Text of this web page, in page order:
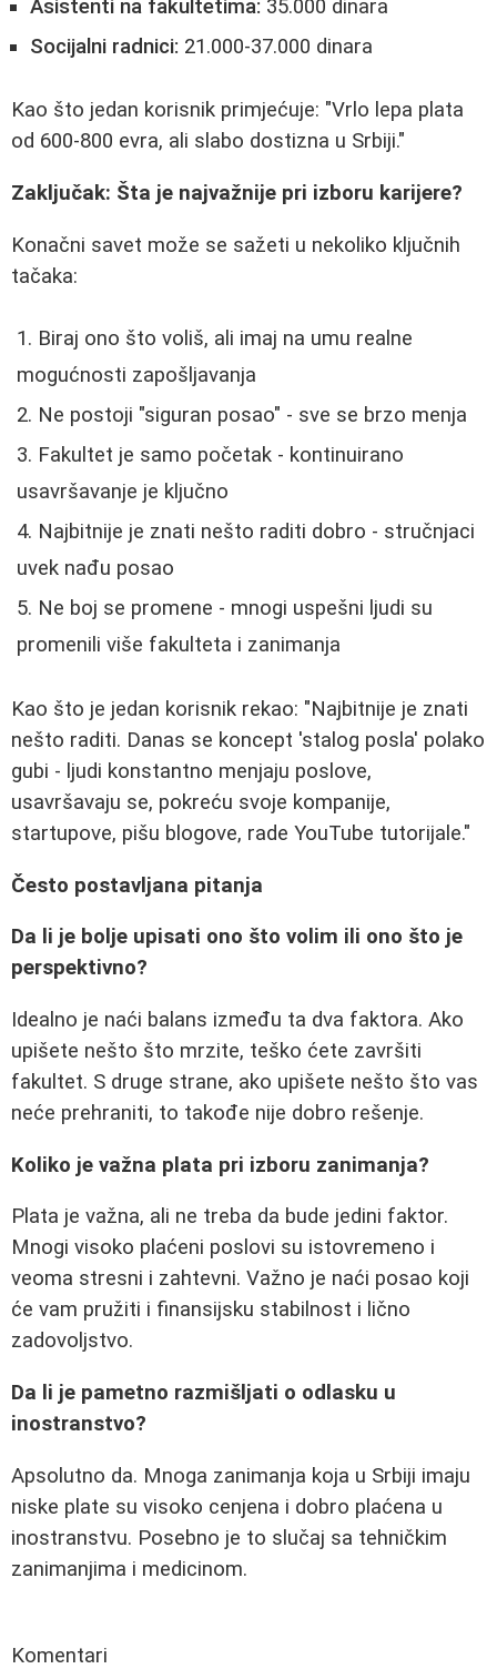
Asistenti na fakultetima: 35.000 dinara
Socijalni radnici: 21.000-37.000 dinara
Kao što jedan korisnik primjećuje: "Vrlo lepa plata
od 600-800 evra, ali slabo dostizna u Srbiji."
Zaključak: Šta je najvažnije pri izboru karijere?
Konačni savet može se sažeti u nekoliko ključnih
tačaka:
Biraj ono što voliš, ali imaj na umu realne
mogućnosti zapošljavanja
Ne postoji "siguran posao" - sve se brzo menja
Fakultet je samo početak - kontinuirano
usavršavanje je ključno
Najbitnije je znati nešto raditi dobro - stručnjaci
uvek nađu posao
Ne boj se promene - mnogi uspešni ljudi su
promenili više fakulteta i zanimanja
Kao što je jedan korisnik rekao: "Najbitnije je znati
nešto raditi. Danas se koncept 'stalog posla' polako
gubi - ljudi konstantno menjaju poslove,
usavršavaju se, pokreću svoje kompanije,
startupove, pišu blogove, rade YouTube tutorijale."
Često postavljana pitanja
Da li je bolje upisati ono što volim ili ono što je
perspektivno?
Idealno je naći balans između ta dva faktora. Ako
upišete nešto što mrzite, teško ćete završiti
fakultet. S druge strane, ako upišete nešto što vas
neće prehraniti, to takođe nije dobro rešenje.
Koliko je važna plata pri izboru zanimanja?
Plata je važna, ali ne treba da bude jedini faktor.
Mnogi visoko plaćeni poslovi su istovremeno i
veoma stresni i zahtevni. Važno je naći posao koji
će vam pružiti i finansijsku stabilnost i lično
zadovoljstvo.
Da li je pametno razmišljati o odlasku u
inostranstvo?
Apsolutno da. Mnoga zanimanja koja u Srbiji imaju
niske plate su visoko cenjena i dobro plaćena u
inostranstvu. Posebno je to slučaj sa tehničkim
zanimanjima i medicinom.
Komentari